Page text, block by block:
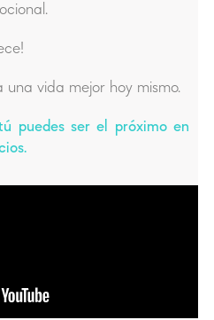
vida mejor hoy mismo.
puedes ser el próximo en